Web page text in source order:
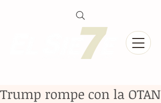
Trump rompe con la OTAN